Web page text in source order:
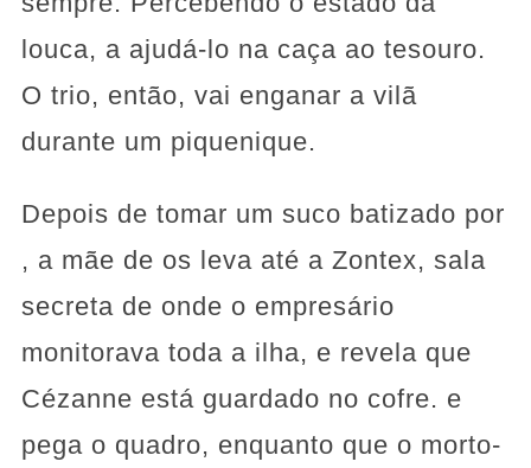
louca, a ajudá-lo na caça ao tesouro.
O trio, então, vai enganar a vilã
durante um piquenique.
Depois de tomar um suco batizado por
, a mãe de os leva até a Zontex, sala
secreta de onde o empresário
monitorava toda a ilha, e revela que
Cézanne está guardado no cofre. e
pega o quadro, enquanto que o morto-